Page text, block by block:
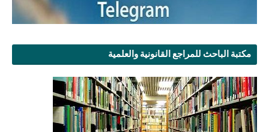
مكتبة الباحث للمراجع القانونية والعلمية